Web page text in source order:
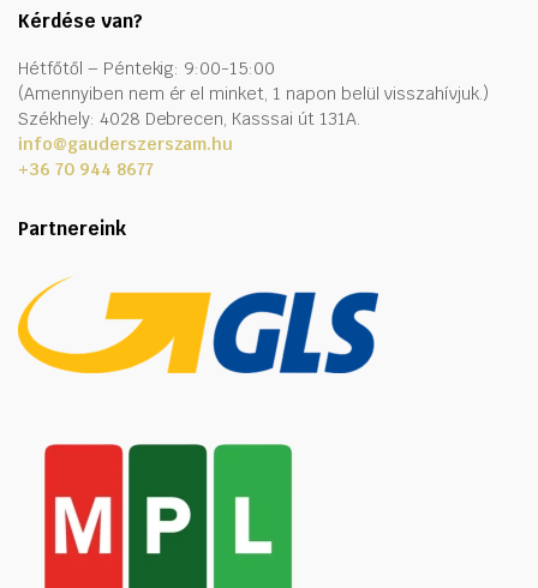
Kérdése van?
Hétfőtől – Péntekig: 9:00-15:00
(Amennyiben nem ér el minket, 1 napon belül visszahívjuk.)
Székhely: 4028 Debrecen, Kasssai út 131A.
info@gauderszerszam.hu
+36 70 944 8677
Partnereink